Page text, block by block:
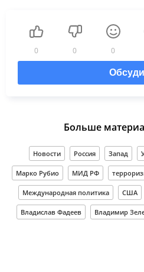
0 0 0
Больше
Новости Россия Запад
Марко Рубио МИД РФ
Международная политика США
Владислав Фадеев Владимир